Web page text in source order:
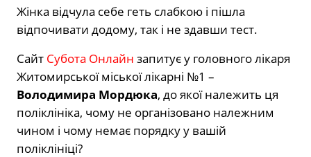
Жінка відчула себе геть слабкою і пішла
відпочивати додому, так і не здавши тест.
Сайт Субота Онлайн запитує у головного лікаря
Житомирської міської лікарні №1 –
Володимира Мордюка, до якої належить ця
поліклініка, чому не організовано належним
чином і чому немає порядку у вашій
поліклініці?